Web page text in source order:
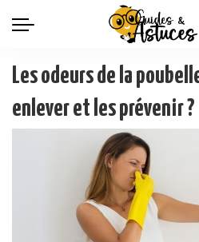
Les odeurs de la
enlever et les prévenir ?